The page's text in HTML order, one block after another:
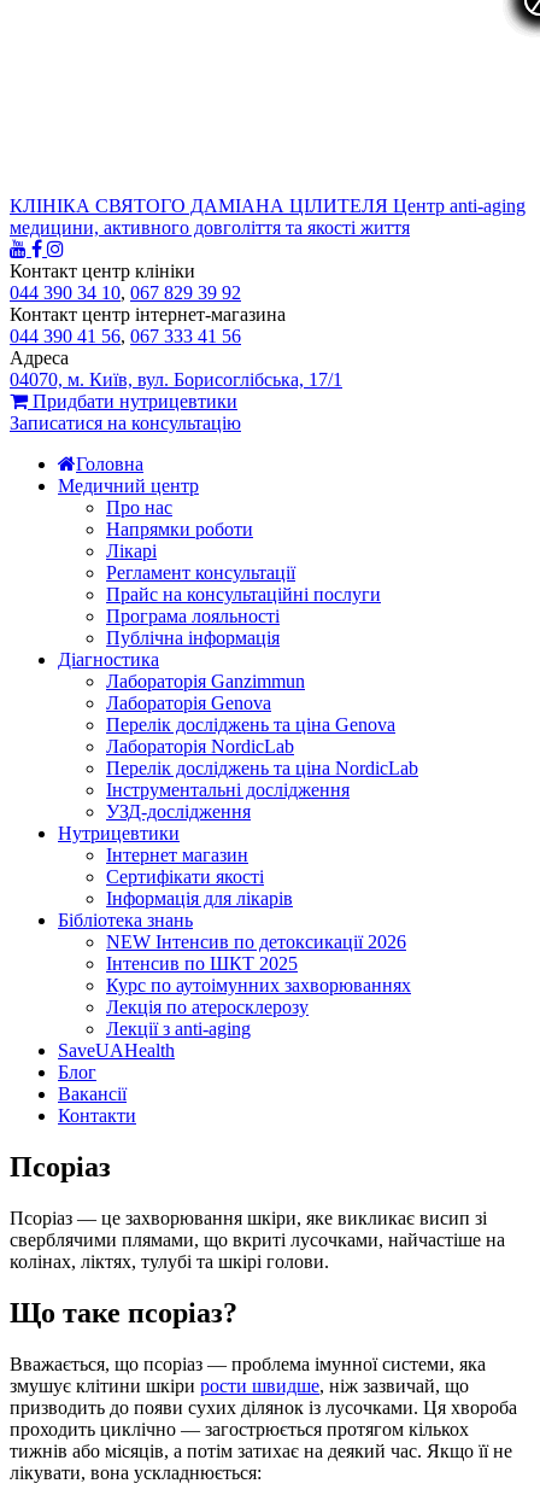
КЛІНІКА СВЯТОГО ДАМІАНА ЦІЛИТЕЛЯ Центр anti-aging
медицини, активного довголіття та якості життя
Контакт центр клініки
044 390 34 10, 067 829 39 92
Контакт центр інтернет-магазина
044 390 41 56, 067 333 41 56
Адреса
04070, м. Київ, вул. Борисоглібська, 17/1
Придбати нутрицевтики
Записатися на консультацію
Головна
Медичний центр
Про нас
Напрямки роботи
Лікарі
Регламент консультації
Прайс на консультаційні послуги
Програма лояльності
Публічна інформація
Діагностика
Лабораторія Ganzimmun
Лабораторія Genova
Перелік досліджень та ціна Genova
Лабораторія NordicLab
Перелік досліджень та ціна NordicLab
Інструментальні дослідження
УЗД-дослідження
Нутрицевт​ики
Інтернет магазин
Сертифікати якості
Інформація для лікарів
Бібліотека знань
NEW Інтенсив по детоксикації 2026
Інтенсив по ШКТ 2025
Курс по аутоімунних захворюваннях
Лекція по атеросклерозу
Лекції з anti-aging
SaveUAHealth
Блог
Вакансії
Контакти
Псоріаз
Псоріаз — це захворювання шкіри, яке викликає висип зі
сверблячими плямами, що вкриті лусочками, найчастіше на
колінах, ліктях, тулубі та шкірі голови.
Що таке псоріаз?
Вважається, що псоріаз — проблема імунної системи, яка
змушує клітини шкіри рости швидше, ніж зазвичай, що
призводить до появи сухих ділянок із лусочками. Ця хвороба
проходить циклічно — загострюється протягом кількох
тижнів або місяців, а потім затихає на деякий час. Якщо її не
лікувати, вона ускладнюється: